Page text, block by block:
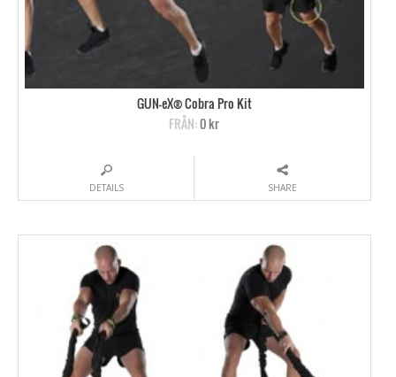
GUN-eX® Cobra Pro Kit
FRÅN:0 kr
DETAILS SHARE